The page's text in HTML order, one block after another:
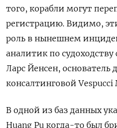
того, корабли могут
регистрацию. Видимо,
роль в нынешнем
аналитик по
Ларс Йенсен, основатель
консалтинговой Vespucci
В одной из баз данных
Huang Pu когда-то был